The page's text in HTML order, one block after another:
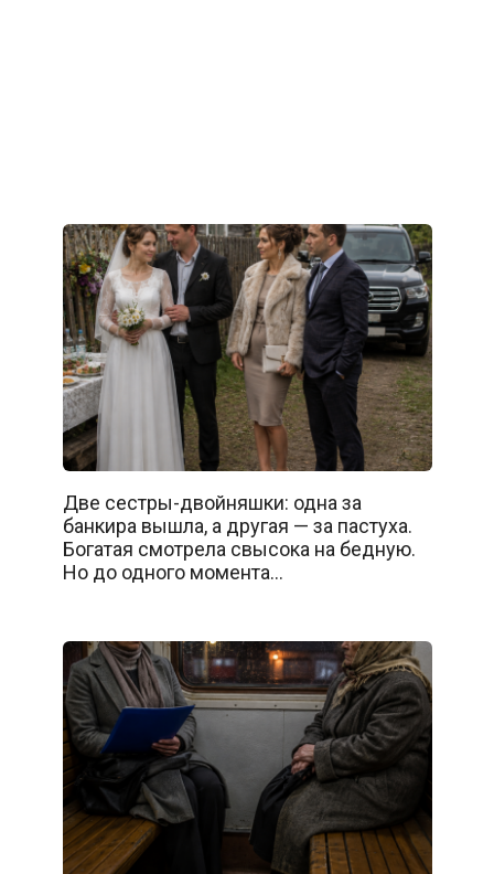
Две сестры-двойняшки: одна за
банкира вышла, а другая — за пастуха.
Богатая смотрела свысока на бедную.
Но до одного момента…